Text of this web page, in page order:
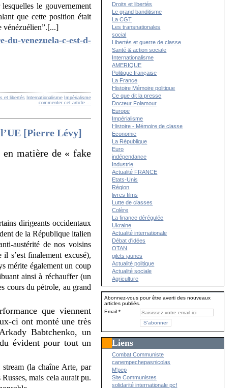
le gouvernement
que cette position était
vénézuélien”.[...]
du-venezuela-c-est-d-
et libertés Internationalisme Impérialisme
commenter cet article
[Pierre Lévy]
en matière de « fake
dirigeants occidentaux
de la République italien
austérité de nos voisins
s’est finalement excusé),
mérite également un coup
ainsi à réchauffer (un
cours du pétrole, au grand
que viennent
ci ont monté une très
Babtchenko, un
évident pour tout un
(la chaîne Arte, par
mais cela aurait pu.
Droits et libertés
Le grand banditisme
La CGT
Les transnationales
social
Libertés et guerre de classe
Santé & action sociale
Internationalisme
AMERIQUE
Politique française
La France
Histoire Mémoire politique
Ce que dit la presse
Docteur Folamour
Europe
Impérialisme
Histoire - Mémoire de classe
Economie
La République
Euro
indépendance
Industrie
Actualité FRANCE
Etats-Unis
Région
livres films
Lutte de classes
Colère
La finance dérégulée
Ukraine
Actualité internationale
Débat d'idées
OTAN
gilets jaunes
Actualité politique
Actualité sociale
Agriculture
Abonnez-vous pour être averti des nouveaux
articles publiés.
Email
Liens
Combat Communiste
canempechepasnicolas
M'pep
Site Communistes
solidarité internationale pcf